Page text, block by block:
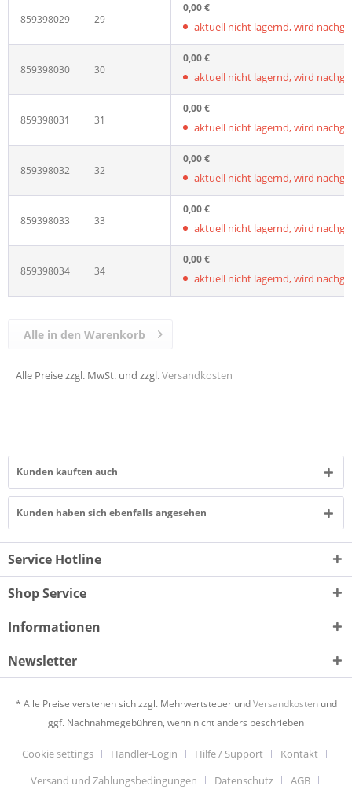
859398029 29
0,00 €
aktuell nicht lagernd, wird
859398030 30
0,00 €
aktuell nicht lagernd, wird
859398031 31
0,00 €
aktuell nicht lagernd, wird
859398032 32
0,00 €
aktuell nicht lagernd, wird
859398033 33
0,00 €
aktuell nicht lagernd, wird
859398034 34
0,00 €
aktuell nicht lagernd, wird
Alle Preise zzgl. MwSt. und zzgl.Versandkosten
Alle in den Warenkorb
Kunden kauften auch
Kunden haben sich ebenfalls angesehen
Service Hotline
Shop Service
Informationen
Newsletter
* Alle Preise verstehen sich zzgl. Mehrwertsteuer undVersandkostenund
ggf. Nachnahmegebühren, wenn nicht anders beschrieben
Cookie settings Händler-Login Hilfe / Support
Kontakt
Versand und Zahlungsbedingungen
Datenschutz AGB